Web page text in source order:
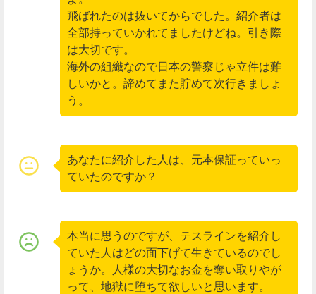
— マネーポリス (@C_C_Police) June 4, 2019
果たして、Tessline(テスライン)はこのまま再開せず終
わってしまうのか、復活するのか、新しい情報が出て
きたら随時更新していきます。
テスラインのCEOが動画を投稿
Tessline(テスライン)のCEO兼共同創業者がYouTubeに動
飛ばれたのは抜いてからでした。紹介者は
全部持っていかれてましたけどね。引き際
は大切です。
海外の組織なので日本の警察じゃ立件は難
しいかと。諦めてまた貯めて次行きましょ
う。
あなたに紹介した人は、元本保証っていっ
ていたのですか？
本当に思うのですが、テスラインを紹介し
ていた人はどの面下げて生きているのでし
ょうか。人様の大切なお金を奪い取りやが
って、地獄に堕ちて欲しいと思います。